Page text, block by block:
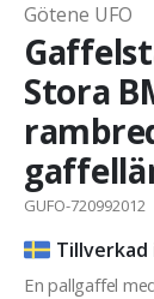
Götene UFO
Stora
GUFO-720992012
Tillverkad
En pallgaffel